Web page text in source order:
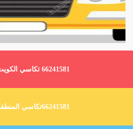
66241581 تكاسي الكويت 24ساعة
66241581تكاسي المنطقة العاشرة